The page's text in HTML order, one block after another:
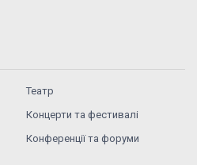
Театр
Концерти та фестивалі
Конференції та форуми